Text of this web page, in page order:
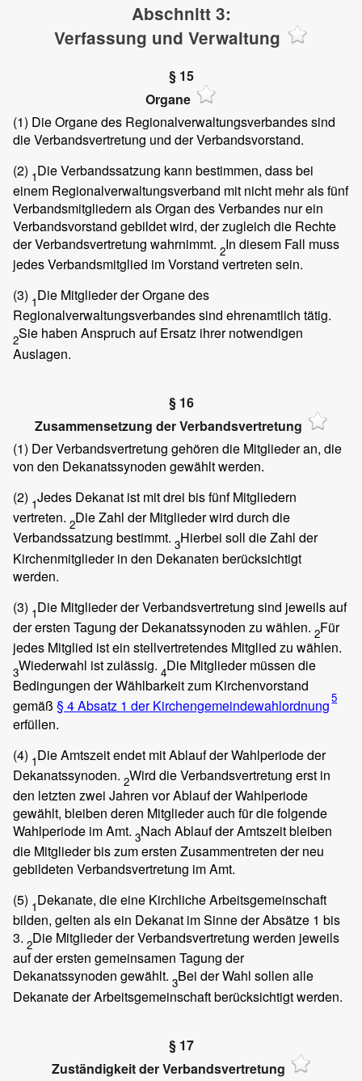
Abschnitt 3:
Verfassung und Verwaltung
§ 15
Organe
(1) Die Organe des Regionalverwaltungsverbandes sind
die Verbandsvertretung und der Verbandsvorstand.
(2) 1Die Verbandssatzung kann bestimmen, dass bei
einem Regionalverwaltungsverband mit nicht mehr als fünf
Verbandsmitgliedern als Organ des Verbandes nur ein
Verbandsvorstand gebildet wird, der zugleich die Rechte
der Verbandsvertretung wahrnimmt. 2In diesem Fall muss
jedes Verbandsmitglied im Vorstand vertreten sein.
(3) 1Die Mitglieder der Organe des
Regionalverwaltungsverbandes sind ehrenamtlich tätig.
2Sie haben Anspruch auf Ersatz ihrer notwendigen
Auslagen.
§ 16
Zusammensetzung der Verbandsvertretung
(1) Der Verbandsvertretung gehören die Mitglieder an, die
von den Dekanatssynoden gewählt werden.
(2) 1Jedes Dekanat ist mit drei bis fünf Mitgliedern
vertreten. 2Die Zahl der Mitglieder wird durch die
Verbandssatzung bestimmt. 3Hierbei soll die Zahl der
Kirchenmitglieder in den Dekanaten berücksichtigt
werden.
(3) 1Die Mitglieder der Verbandsvertretung sind jeweils auf
der ersten Tagung der Dekanatssynoden zu wählen. 2Für
jedes Mitglied ist ein stellvertretendes Mitglied zu wählen.
3Wiederwahl ist zulässig. 4Die Mitglieder müssen die
Bedingungen der Wählbarkeit zum Kirchenvorstand
gemäß § 4 Absatz 1 der Kirchengemeindewahlordnung5
erfüllen.
(4) 1Die Amtszeit endet mit Ablauf der Wahlperiode der
Dekanatssynoden. 2Wird die Verbandsvertretung erst in
den letzten zwei Jahren vor Ablauf der Wahlperiode
gewählt, bleiben deren Mitglieder auch für die folgende
Wahlperiode im Amt. 3Nach Ablauf der Amtszeit bleiben
die Mitglieder bis zum ersten Zusammentreten der neu
gebildeten Verbandsvertretung im Amt.
(5) 1Dekanate, die eine Kirchliche Arbeitsgemeinschaft
bilden, gelten als ein Dekanat im Sinne der Absätze 1 bis
3. 2Die Mitglieder der Verbandsvertretung werden jeweils
auf der ersten gemeinsamen Tagung der
Dekanatssynoden gewählt. 3Bei der Wahl sollen alle
Dekanate der Arbeitsgemeinschaft berücksichtigt werden.
§ 17
Zuständigkeit der Verbandsvertretung